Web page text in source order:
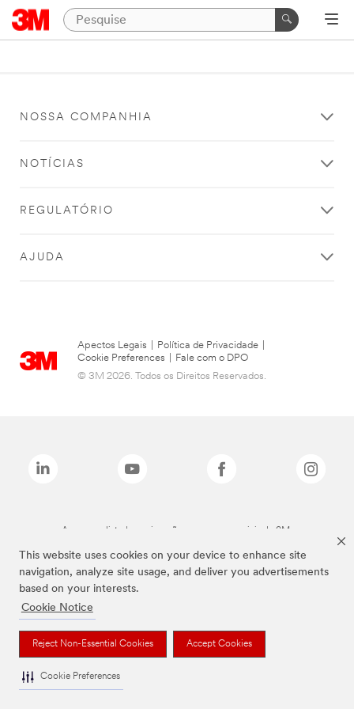
This website uses cookies on your device to enhance site
navigation, analyze site usage, and deliver you advertisements
based on your interests.
Cookie Notice
Reject Non-Essential Cookies Accept Cookies
Cookie Preferences
NOSSA COMPANHIA
NOTÍCIAS
REGULATÓRIO
AJUDA
Apectos Legais Política de Privacidade
Cookie Preferences
Fale com o DPO
© 3M 2026. Todos os Direitos Reservados.
As marcas listadas a cima são marcas comerciais da 3M.